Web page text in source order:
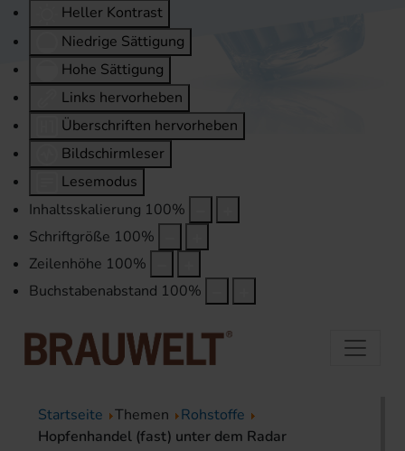
Heller Kontrast
Niedrige Sättigung
Hohe Sättigung
Links hervorheben
Überschriften hervorheben
Bildschirmleser
Lesemodus
Inhaltsskalierung 100%
Schriftgröße 100%
Zeilenhöhe 100%
Buchstabenabstand 100%
Startseite Themen
Rohstoffe
Hopfenhandel (fast) unter dem Radar